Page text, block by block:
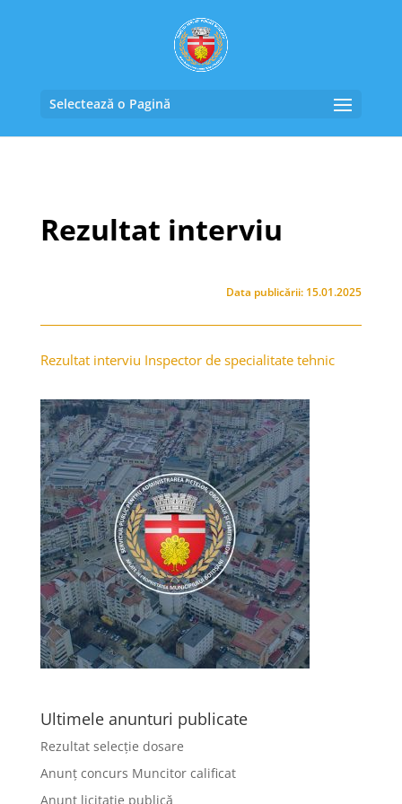
Selectează o Pagină
Rezultat interviu
Data publicării: 15.01.2025
Rezultat interviu Inspector de specialitate tehnic
Ultimele anunturi publicate
Rezultat selecție dosare
Anunț concurs Muncitor calificat
Anunț licitație publică